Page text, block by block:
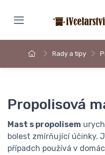
Rady a tipy
Propolisová
Mast s propolisem
bolest zmírňující účinky.
případch používá v